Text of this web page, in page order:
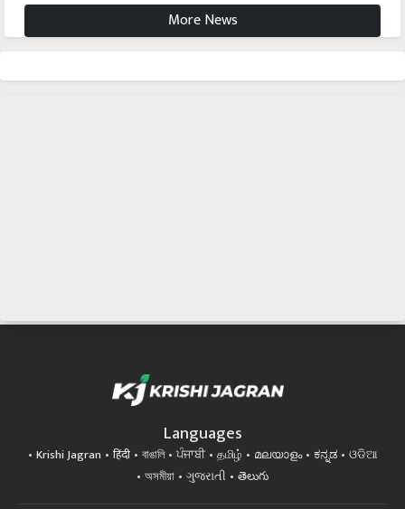
More News
Languages
Krishi Jagran हिंदी বাঙালি ਪੰਜਾਬੀ தமிழ் മലയാളം ಕನ್ನಡ
ଓଡିଆ
অসমীয়া
ગુજરાતી తెలుగు